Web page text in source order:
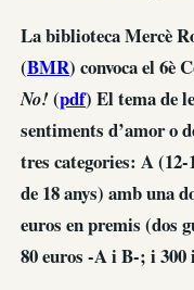
La biblioteca Mercè
(BMR) convoca el 6è
No!(pdf) El tema de
sentiments d’amor o
tres categories: A
de 18 anys) amb una
euros en premis (dos
80 euros -A i B-; i 300